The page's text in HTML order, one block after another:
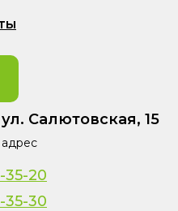
Салютовская, 15
35-20
35-30